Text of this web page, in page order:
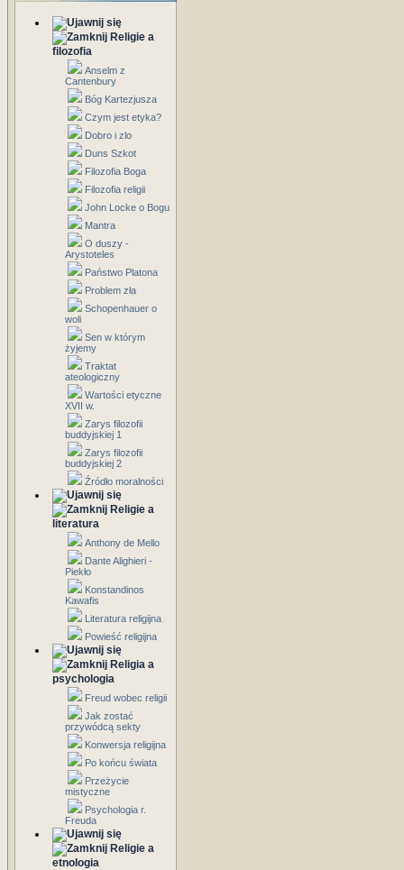
Religie a
filozofia
Anselm z
Cantenbury
Bóg Kartezjusza
Czym jest etyka?
Dobro i zlo
Duns Szkot
Filozofia Boga
Filozofia religii
John Locke o Bogu
Mantra
O duszy -
Arystoteles
Państwo Platona
Problem zła
Schopenhauer o
woli
Sen w którym
żyjemy
Traktat
ateologiczny
Wartości etyczne
XVII w.
Zarys filozofii
buddyjskiej 1
Zarys filozofii
buddyjskiej 2
Źródło moralności
Religie a
literatura
Anthony de Mello
Dante Alighieri -
Piekło
Konstandinos
Kawafis
Literatura religijna
Powieść religijna
Religia a
psychologia
Freud wobec religii
Jak zostać
przywódcą sekty
Konwersja religijna
Po końcu świata
Przeżycie
mistyczne
Psychologia r.
Freuda
Religie a
etnologia